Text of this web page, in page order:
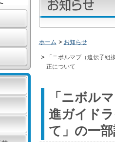
ホーム お知らせ
「ニボルマブ（遺伝子
正について
「ニボル
進ガイド
て」の一